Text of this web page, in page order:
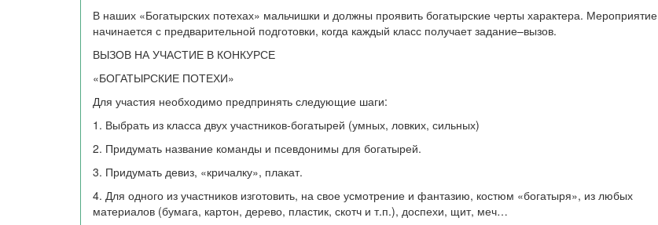
В наших «Богатырских потехах» мальчишки и должны проявить богатырские черты характера. Мероприятие
начинается с предварительной подготовки, когда каждый класс получает задание–вызов.
ВЫЗОВ НА УЧАСТИЕ В КОНКУРСЕ
«БОГАТЫРСКИЕ ПОТЕХИ»
Для участия необходимо предпринять следующие шаги:
1. Выбрать из класса двух участников-богатырей (умных, ловких, сильных)
2. Придумать название команды и псевдонимы для богатырей.
3. Придумать девиз, «кричалку», плакат.
4. Для одного из участников изготовить, на свое усмотрение и фантазию, костюм «богатыря», из любых
материалов (бумага, картон, дерево, пластик, скотч и т.п.), доспехи, щит, меч…